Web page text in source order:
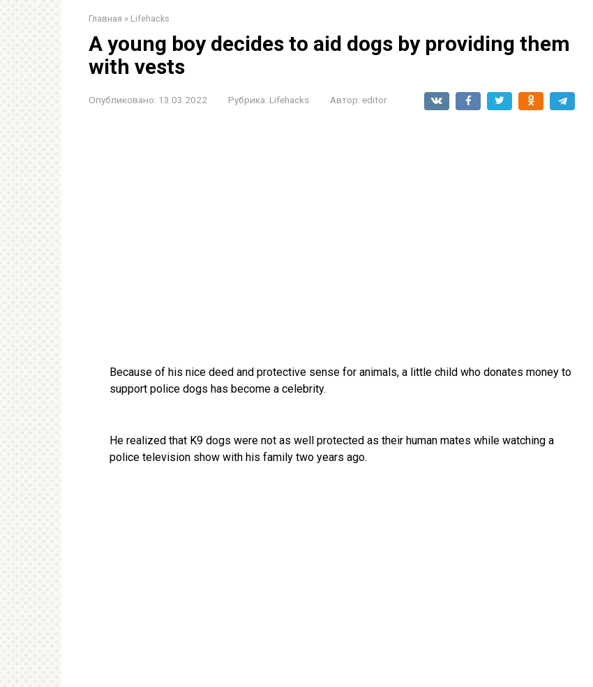
Главная » Lifehacks
A young boy decides to aid dogs by providing them
with vests
Опубликовано: 13.03.2022 Рубрика: Lifehacks Автор: editor
Because of his nice deed and protective sense for animals, a little child who donates money to
support police dogs has become a celebrity.
He realized that K9 dogs were not as well protected as their human mates while watching a
police television show with his family two years ago.